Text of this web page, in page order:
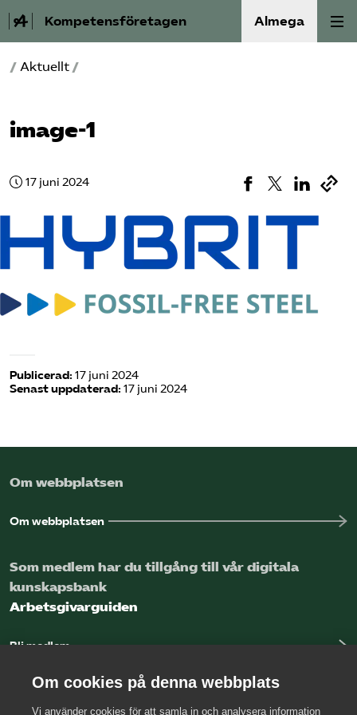
Kompetensföretagen Almega
Aktuellt
Våra frågor
Omsättningsstatistik
Logga in på Arbetsgivarguiden
Sök på kompetensforetagen.se
In english
/ Aktuellt /
image-1
17 juni 2024
Publicerad: 17 juni 2024
Senast uppdaterad: 17 juni 2024
Om webbplatsen
Om webbplatsen
Som medlem har du tillgång till vår digitala
kunskapsbank
Arbetsgivarguiden
Bli medlem
Om cookies på denna webbplats
Vi använder cookies för att samla in och analysera information